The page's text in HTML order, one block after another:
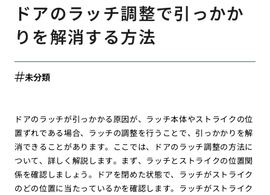
ドアのラッチ調整で引っかか
りを解消する方法
未分類
ドアのラッチが引っかかる原因が、ラッチ本体やストライクの位
置ずれである場合、ラッチの調整を行うことで、引っかかりを解
消できることがあります。ここでは、ドアのラッチ調整の方法に
ついて、詳しく解説します。まず、ラッチとストライクの位置関
係を確認しましょう。ドアを閉めた状態で、ラッチがストライク
のどの位置に当たっているかを確認します。ラッチがストライク